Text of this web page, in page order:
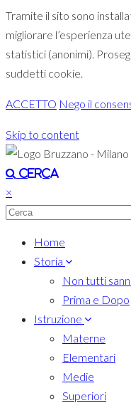
Tramite il sito sono
migliorare l’esperienza
statistici (anonimi).
suddetti cookie.
ACCETTO Nego il
Skip to content
Toggle navigation
Cerca
×
Home
Storia
Non tutti
Prima e Dopo
Istruzione
Materne
Elementari
Medie
Superiori